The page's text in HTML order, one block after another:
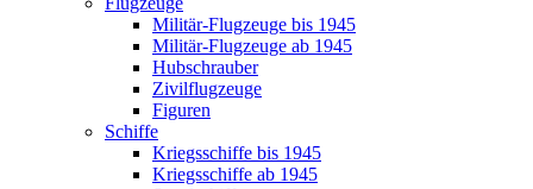
Militär-Flugzeuge bis 1945
Militär-Flugzeuge ab 1945
Hubschrauber
Zivilflugzeuge
Figuren
Schiffe
Kriegsschiffe bis 1945
Kriegsschiffe ab 1945